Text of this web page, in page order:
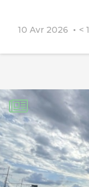
10 Avr 2026 < 1